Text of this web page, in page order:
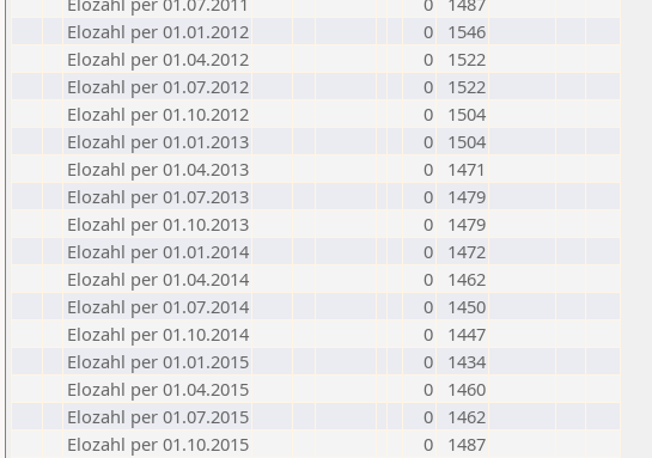
Elozahl per 01.01.2012
0
1546
Elozahl per 01.04.2012
0
1522
Elozahl per 01.07.2012
0
1522
Elozahl per 01.10.2012
0
1504
Elozahl per 01.01.2013
0
1504
Elozahl per 01.04.2013
0
1471
Elozahl per 01.07.2013
0
1479
Elozahl per 01.10.2013
0
1479
Elozahl per 01.01.2014
0
1472
Elozahl per 01.04.2014
0
1462
Elozahl per 01.07.2014
0
1450
Elozahl per 01.10.2014
0
1447
Elozahl per 01.01.2015
0
1434
Elozahl per 01.04.2015
0
1460
Elozahl per 01.07.2015
0
1462
Elozahl per 01.10.2015
0
1487